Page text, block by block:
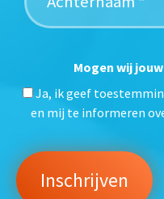
Mogen wij
Ja, ik geef
en mij te informeren